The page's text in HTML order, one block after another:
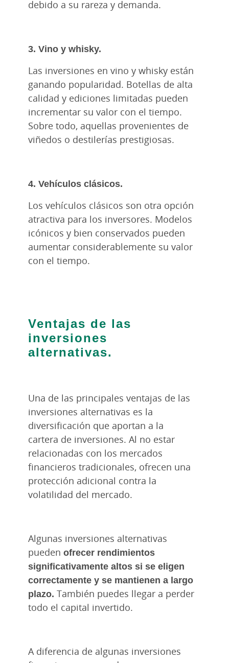
debido a su rareza y demanda.
3. Vino y whisky.
Las inversiones en vino y whisky están
ganando popularidad. Botellas de alta
calidad y ediciones limitadas pueden
incrementar su valor con el tiempo.
Sobre todo, aquellas provenientes de
viñedos o destilerías prestigiosas.
4. Vehículos clásicos.
Los vehículos clásicos son otra opción
atractiva para los inversores. Modelos
icónicos y bien conservados pueden
aumentar considerablemente su valor
con el tiempo.
Ventajas de las
inversiones
alternativas.
Una de las principales ventajas de las
inversiones alternativas es la
diversificación que aportan a la
cartera de inversiones. Al no estar
relacionadas con los mercados
financieros tradicionales, ofrecen una
protección adicional contra la
volatilidad del mercado.
Algunas inversiones alternativas
pueden ofrecer rendimientos
significativamente altos si se eligen
correctamente y se mantienen a largo
plazo. También puedes llegar a perder
todo el capital invertido.
A diferencia de algunas inversiones